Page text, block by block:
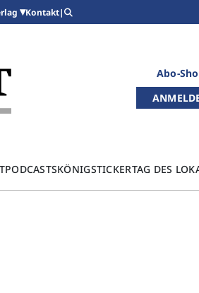
Kontakt|
Abo-
PODCASTSKÖNIGSTICKERTAG DES